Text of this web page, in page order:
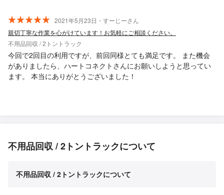
2021年5月23日・すーじーさん
親切丁寧な作業を心がけています！お気軽にご相談ください。
不用品回収 / 2トントラック
今回で2回目の利用ですが、前回同様とても満足です。 また機会
がありましたら、ハートコネクトさんにお願いしようと思ってい
ます。 本当にありがとうございました！
不用品回収 / 2トントラックについて
不用品回収 / 2トントラックについて